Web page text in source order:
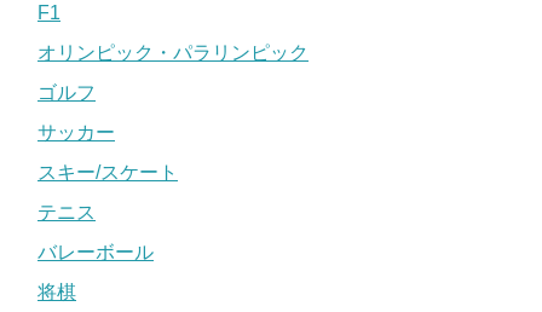
F1
オリンピック・パラリンピック
ゴルフ
サッカー
スキー/スケート
テニス
バレーボール
将棋